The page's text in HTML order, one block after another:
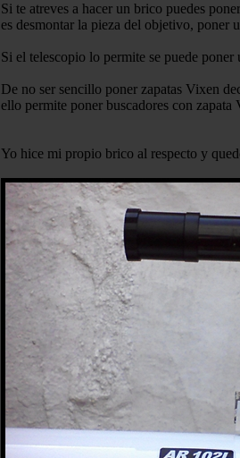
Si te atreves a hacer un brico puedes
es desmontar la pieza del objetivo, poner
Si el telescopio lo permite se puede
De no ser sencillo poner zapatas Vixen
ello permite poner buscadores con
Yo hice mi propio brico al respecto y